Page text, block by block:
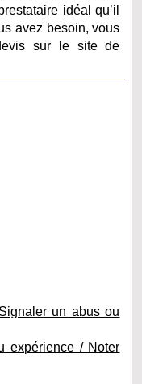
idéal qu’il
avez besoin, vous
sur le site de
un abus ou
expérience / Noter